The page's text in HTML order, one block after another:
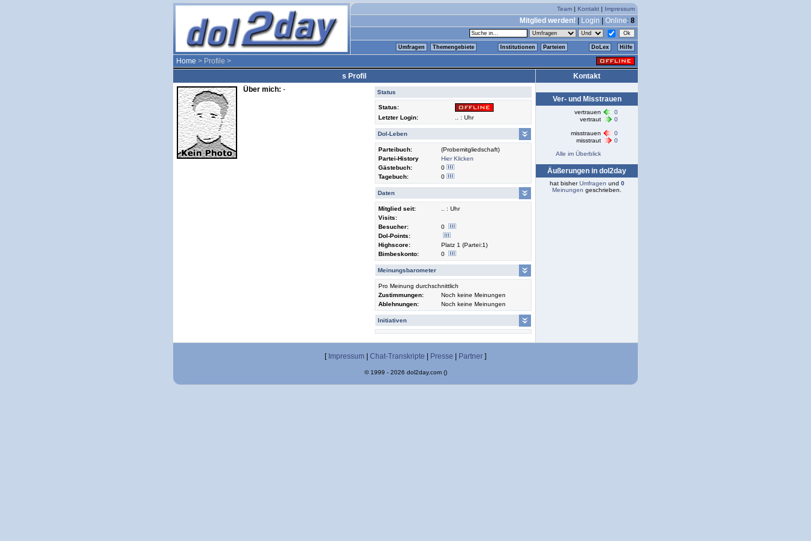
Team | Kontakt | Impressum
Mitglied werden! Login Online: 8
Umfragen Themengebiete Institutionen Parteien DoLex Hilfe
Home > Profile >
s Profil
Status
Status:
Letzter Login:
.. : Uhr
Dol-Leben
Parteibuch:
(Probemitgliedschaft)
Partei-History
Hier Klicken
Gästebuch:
0
Tagebuch:
0
Daten
Mitglied seit:
.. : Uhr
Visits:
Besucher:
0
Dol-Points:
Highscore:
Platz 1 (Partei:1)
Bimbeskonto:
0
Meinungsbarometer
Pro Meinung durchschnittlich
Zustimmungen:
Noch keine Meinungen
Ablehnungen:
Noch keine Meinungen
Initiativen
Über mich: -
Kontakt
Ver- und Misstrauen
vertrauen
0
vertraut
0
misstrauen
0
misstraut
0
Alle im Überblick
Äußerungen in dol2day
hat bisherUmfragen und 0
Meinungen geschrieben.
[ Impressum Chat-Transkripte Presse Partner ]
© 1999 - 2026 dol2day.com ()